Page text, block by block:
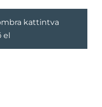
kattintva